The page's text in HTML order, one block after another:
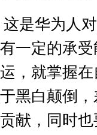
这是华为人
一定的承
，就掌握
黑白颠倒
献，同时